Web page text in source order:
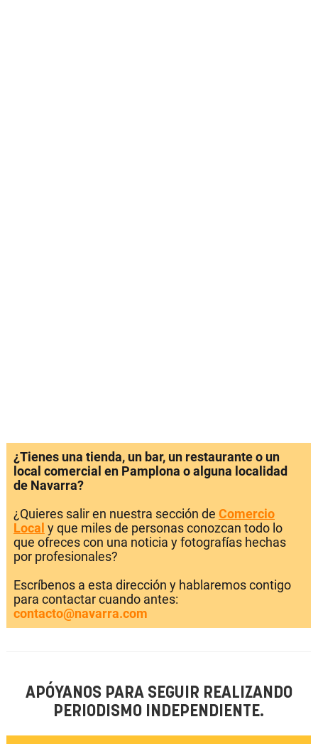
¿Tienes una tienda, un bar, un restaurante o un
local comercial en Pamplona o alguna localidad
de Navarra?
¿Quieres salir en nuestra sección de Comercio
Local y que miles de personas conozcan todo lo
que ofreces con una noticia y fotografías hechas
por profesionales?
Escríbenos a esta dirección y hablaremos contigo
para contactar cuando antes:
contacto@navarra.com
APÓYANOS PARA SEGUIR REALIZANDO
PERIODISMO INDEPENDIENTE.